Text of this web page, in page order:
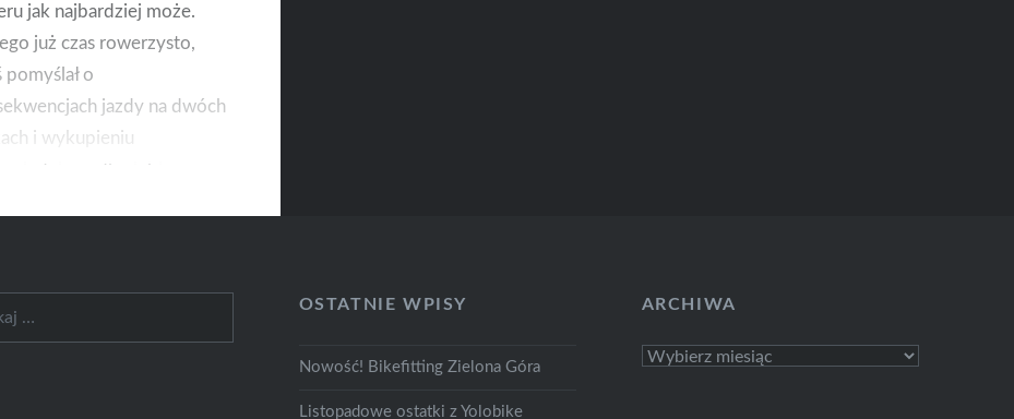
jak najbardziej może.
już czas rowerzysto,
pomyślał o
jazdy na dwóch
i wykupieniu
dla siebie
jest coraz więcej.
OSTATNIE WPISY
Nowość! Bikefitting Zielona Góra
Listopadowe ostatki z Yolobike
ARCHIWA
Archiwa